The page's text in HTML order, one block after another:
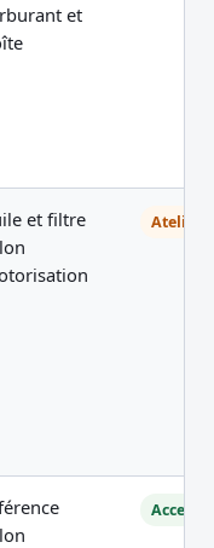
et
et filtre
Atelier